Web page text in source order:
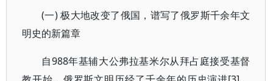
(一) 极大地改变了俄国，谱写了俄罗斯千余年文
明史的新篇章
自988年基辅大公弗拉基米尔从拜占庭接受基督